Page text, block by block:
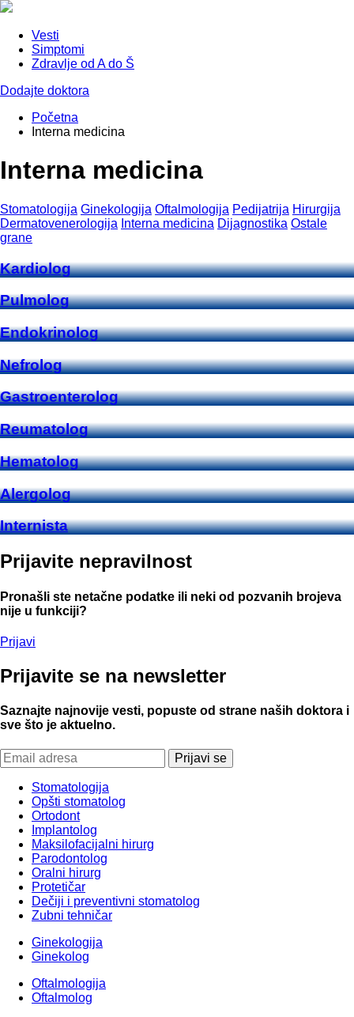
Vesti
Simptomi
Zdravlje od A do Š
Dodajte doktora
Početna
Interna medicina
Interna medicina
Stomatologija Ginekologija Oftalmologija Pedijatrija Hirurgija
Dermatovenerologija Interna medicina Dijagnostika Ostale
grane
Kardiolog
Pulmolog
Endokrinolog
Nefrolog
Gastroenterolog
Reumatolog
Hematolog
Alergolog
Internista
Prijavite nepravilnost
Pronašli ste netačne podatke ili neki od pozvanih brojeva
nije u funkciji?
Prijavi
Prijavite se na newsletter
Saznajte najnovije vesti, popuste od strane naših doktora i
sve što je aktuelno.
Stomatologija
Opšti stomatolog
Ortodont
Implantolog
Maksilofacijalni hirurg
Parodontolog
Oralni hirurg
Protetičar
Dečiji i preventivni stomatolog
Zubni tehničar
Ginekologija
Ginekolog
Oftalmologija
Oftalmolog